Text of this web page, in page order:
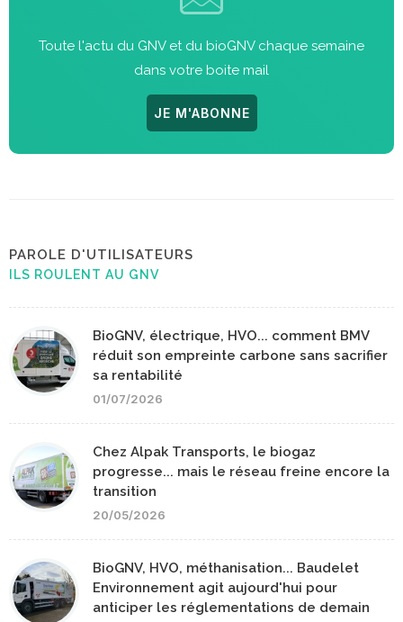
Toute l'actu du GNV et du bioGNV chaque semaine
dans votre boite mail
JE M'ABONNE
PAROLE D'UTILISATEURS
ILS ROULENT AU GNV
BioGNV, électrique, HVO... comment BMV
réduit son empreinte carbone sans sacrifier
sa rentabilité
01/07/2026
Chez Alpak Transports, le biogaz
progresse... mais le réseau freine encore la
transition
20/05/2026
BioGNV, HVO, méthanisation... Baudelet
Environnement agit aujourd'hui pour
anticiper les réglementations de demain